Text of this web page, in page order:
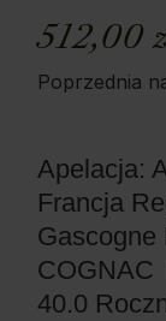
512,00
Poprzednia
Apelacja:
Francja
Gascogne
COGNAC
40.0